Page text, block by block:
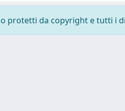
protetti da copyright e tutti i